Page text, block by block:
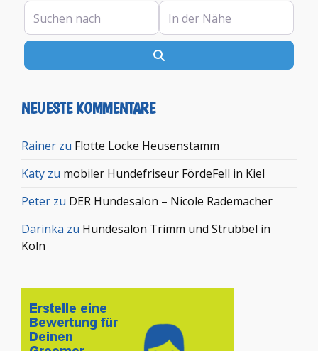
Suchen nach In der Nähe
NEUESTE KOMMENTARE
Rainer zu Flotte Locke Heusenstamm
Katy zu mobiler Hundefriseur FördeFell in Kiel
Peter zu DER Hundesalon – Nicole Rademacher
Darinka zu Hundesalon Trimm und Strubbel in
Köln